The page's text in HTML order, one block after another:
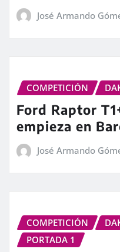
José Armando
COMPETICIÓN
Ford Raptor
empieza en
José Armando
COMPETICIÓN
PORTADA 1